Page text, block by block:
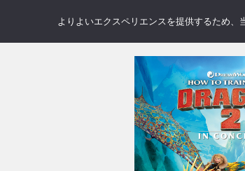
NEWS
よりよいエクスペリエンスを提供するため